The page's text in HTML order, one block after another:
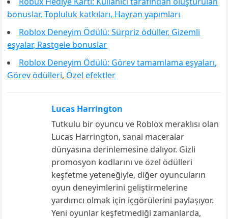
bonuslar, Topluluk katkıları, Hayran yapımları
Roblox Deneyim Ödülü: Sürpriz ödüller, Gizemli
eşyalar, Rastgele bonuslar
Roblox Deneyim Ödülü: Görev tamamlama eşyaları,
Görev ödülleri, Özel efektler
Lucas Harrington
Tutkulu bir oyuncu ve Roblox meraklısı olan
Lucas Harrington, sanal maceralar
dünyasına derinlemesine dalıyor. Gizli
promosyon kodlarını ve özel ödülleri
keşfetme yeteneğiyle, diğer oyuncuların
oyun deneyimlerini geliştirmelerine
yardımcı olmak için içgörülerini paylaşıyor.
Yeni oyunlar keşfetmediği zamanlarda,